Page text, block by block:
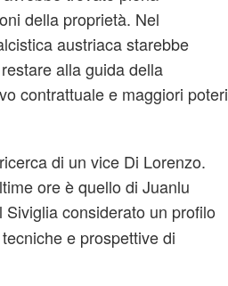
della proprietà. Nel
austriaca starebbe
alla guida della
contrattuale e maggiori poteri
di un vice Di Lorenzo.
ore è quello di Juanlu
considerato un profilo
e prospettive di